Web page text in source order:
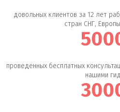
довольных клиентов за 12 лет
стран СНГ,
проведенных бесплатных
нашими